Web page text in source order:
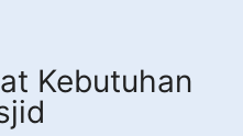
Kebutuhan